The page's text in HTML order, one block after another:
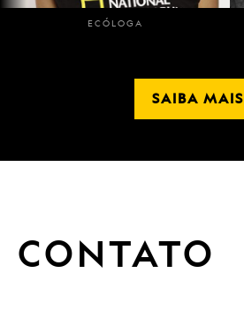
ECÓLOGA
SAIBA MAIS
CONTATO